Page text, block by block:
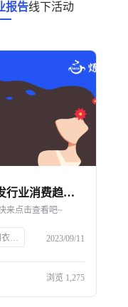
报告线下活动
趋势前瞻｜美发护发行业消费趋势报告
来点击查看吧~
AI科技,服装AI大数据,知衣科技,头皮护理,防脱生发,美发护发行业,消费趋势,高端头皮精油,洗发水功效,消费者安全,中草药防脱,丰盈蓬松,免洗喷雾,Spes诗裴丝 2023/09/11
浏览 1,275